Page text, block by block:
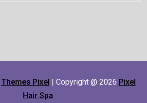
Themes Pixel | Copyright @ 2026 Pixel
Hair Spa